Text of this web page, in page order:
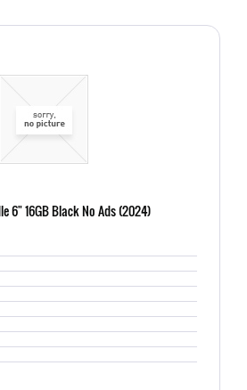
6" 16GB Black No Ads (2024)